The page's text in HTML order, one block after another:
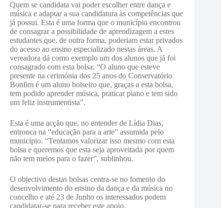
Quem se candidata vai poder escolher entre dança e
música e adaptar a sua candidatura às competências que
já possui. Esta é uma forma que o município encontrou
de consagrar a possibilidade de aprendizagem a estes
estudantes que, de outra forma, poderiam estar privados
do acesso ao ensino especializado nestas áreas. A
vereadora dá como exemplo um dos alunos que já foi
consagrado com esta bolsa: “O aluno que esteve
presente na cerimónia dos 25 anos do Conservatório
Bonfim é um aluno bolseiro que, graças a esta bolsa,
tem podido aprender música, praticar piano e tem sido
um feliz instrumentista”.
Esta é uma acção que, no entender de Lídia Dias,
entronca na “educação para a arte” assumida pelo
município. “Tentamos valorizar isso mesmo com esta
bolsa e queremos que esta seja aproveitada por quem
não tem meios para o fazer”, sublinhou.
O objectivo destas bolsas centra-se no fomento do
desenvolvimento do ensino da dança e da música no
concelho e até 23 de Junho os interessados podem
candidatar-se para receber este apoio.